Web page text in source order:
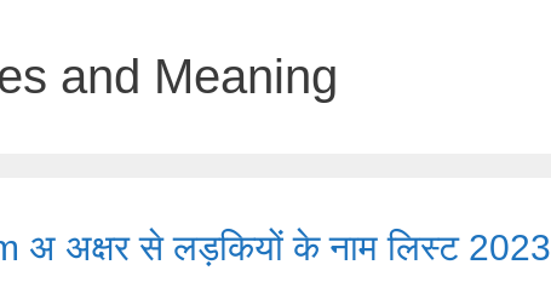
and Meaning
अ अक्षर से लड़कियों के नाम लिस्ट 2023